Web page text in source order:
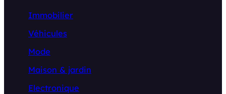
Immobilier
Véhicules
Mode
Maison & jardin
Electronique